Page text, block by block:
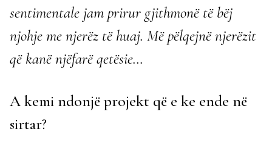
sentimentale jam prirur gjithmonë të bëj
njohje me njerëz të huaj. Më pëlqejnë njerëzit
që kanë njëfarë qetësie…
A kemi ndonjë projekt që e ke ende në
sirtar?